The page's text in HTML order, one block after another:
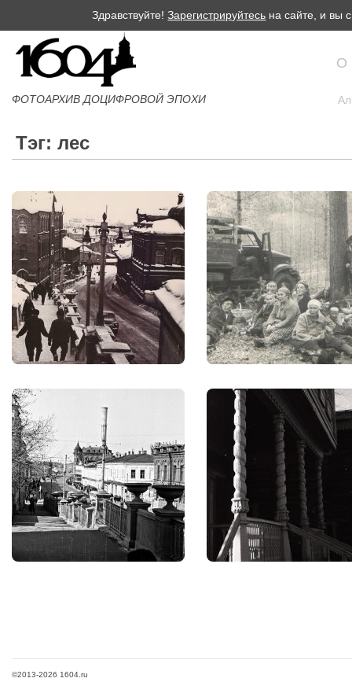
Здравствуйте!Зарегистрируйтесь на сайте, и вы
ФОТОАРХИВ ДОЦИФРОВОЙ ЭПОХИ
О
Тэг: лес
©2013-2026 1604.ru